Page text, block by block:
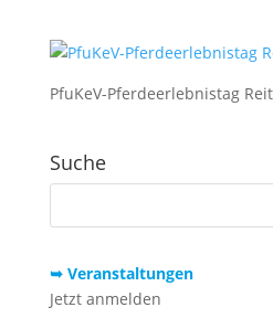
PfuKeV-Pferdeerlebnistag
Suche
➥ Veranstaltungen
Jetzt anmelden